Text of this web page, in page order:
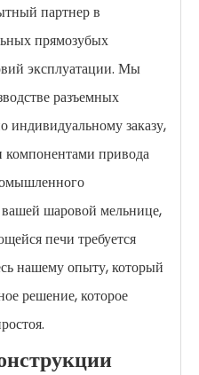
партнер в
прямозубых
эксплуатации. Мы
разъемных
индивидуальному заказу,
привода
шаровой мельнице,
печи требуется
нашему опыту, который
решение, которое